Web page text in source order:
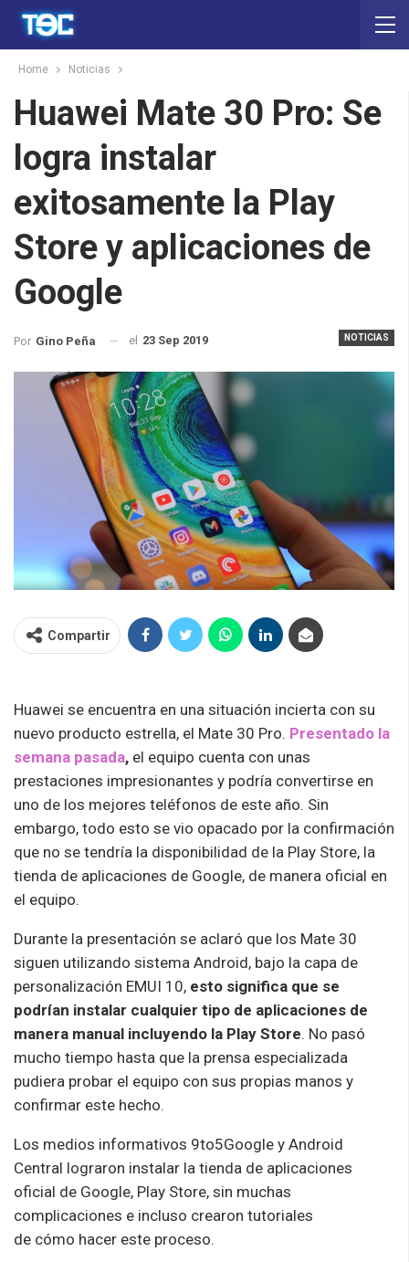
Home Noticias
Huawei Mate 30 Pro: Se
logra instalar
exitosamente la Play
Store y aplicaciones de
Google
NOTICIAS
Por Gino Peña el 23 Sep 2019
Compartir
Huawei se encuentra en una situación incierta con su
nuevo producto estrella, el Mate 30 Pro. Presentado la
semana pasada, el equipo cuenta con unas
prestaciones impresionantes y podría convertirse en
uno de los mejores teléfonos de este año. Sin
embargo, todo esto se vio opacado por la confirmación
que no se tendría la disponibilidad de la Play Store, la
tienda de aplicaciones de Google, de manera oficial en
el equipo.
Durante la presentación se aclaró que los Mate 30
siguen utilizando sistema Android, bajo la capa de
personalización EMUI 10, esto significa que se
podrían instalar cualquier tipo de aplicaciones de
manera manual incluyendo la Play Store. No pasó
mucho tiempo hasta que la prensa especializada
pudiera probar el equipo con sus propias manos y
confirmar este hecho.
Los medios informativos 9to5Google y Android
Central lograron instalar la tienda de aplicaciones
oficial de Google, Play Store, sin muchas
complicaciones e incluso crearon tutoriales
de cómo hacer este proceso.